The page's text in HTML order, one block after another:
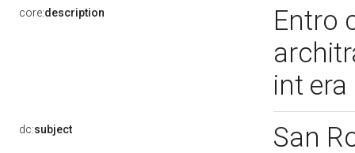
core:description
Entro
int era
dc:subject San